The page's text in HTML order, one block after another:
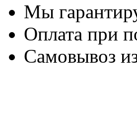
Мы
Оплата при
Самовывоз